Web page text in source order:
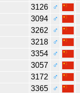
3126
♂
3094
♂
3262
♂
3218
♂
3354
♂
3057
♂
3172
♂
3365
♂